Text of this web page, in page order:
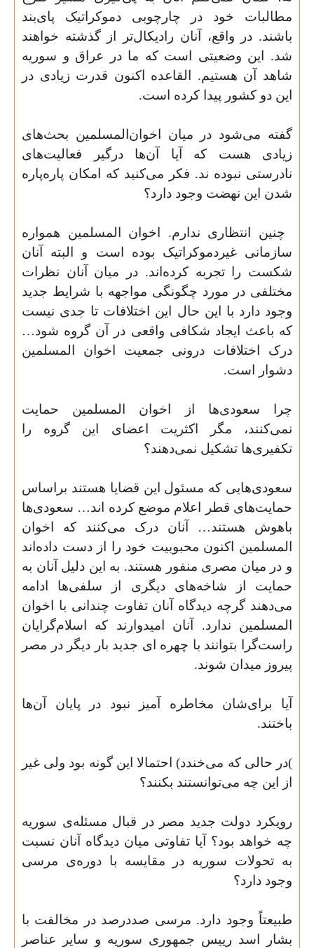
مطالبات خود در چارچوبی دموکراتیک پای‌بند
باشند. در واقع، آنان رادیکال‌تر از گذشته خواهند
شد. این وضعیتی است که ما در عراق و سوریه
شاهد آن هستیم. القاعده اکنون قدرت زیادی در
این دو کشور پیدا کرده است.
گفته می‌شود در میان اخوان‌المسلمین بحث‌های
زیادی هست که آیا آن‌ها درگیر فعالیت‌های
نادرستی نبوده ‌ند. فکر می‌کنید که امکان پاره‌پاره
شدن این نهضت وجود دارد؟
چنین انتظاری ندارم. اخوان المسلمین همواره
سازمانی غیردموکراتیک بوده است و البته آنان
شکست را تجربه کرده‌اند. در میان آنان نظرات
مختلفی در مورد چگونگی مواجهه با شرایط جدید
وجود دارد با این حال این اختلافات تا جدی نیست
که باعث ایجاد شکافی واقعی در آن گروه شود…
درک اختلافات درونی جمعیت اخوان المسلمین
دشوار است.
چرا سعودی‌ها از اخوان المسلمین حمایت
نمی‌کنند، مگر اکثریت اعضای این گروه را
تکفیری‌ها تشکیل نمی‌دهند؟
سعودی‌هایی که مسئول این قضایا هستند براساس
حمایت‌های قطر اعلام موضع کرده اند… سعودی‌ها
باهوش هستند… آنان درک می‌کنند که اخوان
المسلمین اکنون محبوبیت خود را از دست داده‌اند
و در میان مصری منفور هستند. به این دلیل آنان به
حمایت از شاخه‌های دیگری از سلفی‌ها ادامه
می‌دهند گرچه دیدگاه آنان تفاوت چندانی با اخوان
المسلمین ندارد. آنان امیدوارند که اسلام‌گرایان
راست‌گرا بتوانند با چهره ای جدید بار دیگر در مصر
پیروز میدان شوند.
آیا برای‌شان مخاطره آمیز نبود در پایان آن‌ها
باختند.
(در حالی که می‌خندد) احتمالا این گونه بود ولی غیر
از این چه می‌توانستند بکنند؟
رویکرد دولت جدید مصر در قبال مسئله‌ی سوریه
چه خواهد بود؟ آیا تفاوتی میان دیدگاه آنان نسبت
به تحولات سوریه در مقایسه با دوره‌ی مرسی
وجود دارد؟
طبیعتاً وجود دارد. مرسی صددرصد در مخالفت با
بشار اسد رییس جمهوری سوریه و سایر عناصر